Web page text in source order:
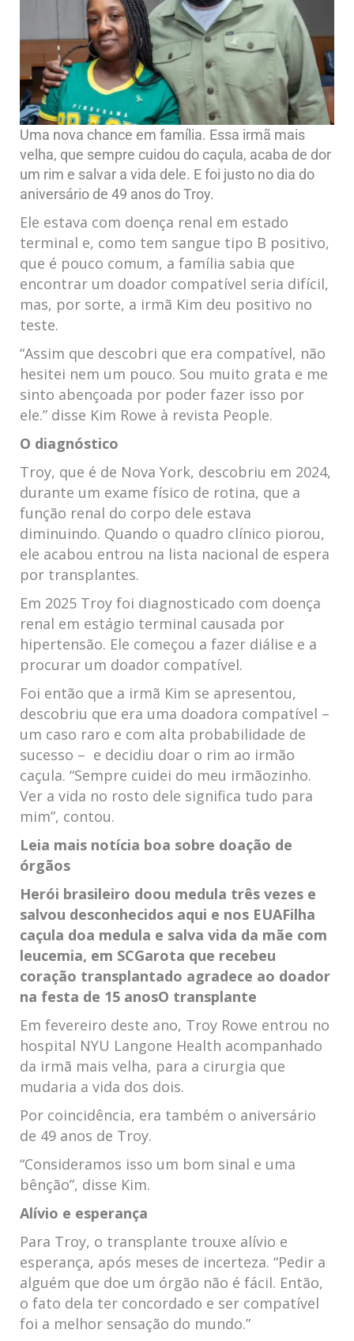
Uma nova chance em família. Essa irmã mais
velha, que sempre cuidou do caçula, acaba de dor
um rim e salvar a vida dele. E foi justo no dia do
aniversário de 49 anos do Troy.
Ele estava com doença renal em estado
terminal e, como tem sangue tipo B positivo,
que é pouco comum, a família sabia que
encontrar um doador compatível seria difícil,
mas, por sorte, a irmã Kim deu positivo no
teste.
“Assim que descobri que era compatível, não
hesitei nem um pouco. Sou muito grata e me
sinto abençoada por poder fazer isso por
ele.” disse Kim Rowe à revista People.
O diagnóstico
Troy, que é de Nova York, descobriu em 2024,
durante um exame físico de rotina, que a
função renal do corpo dele estava
diminuindo. Quando o quadro clínico piorou,
ele acabou entrou na lista nacional de espera
por transplantes.
Em 2025 Troy foi diagnosticado com doença
renal em estágio terminal causada por
hipertensão. Ele começou a fazer diálise e a
procurar um doador compatível.
Foi então que a irmã Kim se apresentou,
descobriu que era uma doadora compatível –
um caso raro e com alta probabilidade de
sucesso – e decidiu doar o rim ao irmão
caçula. “Sempre cuidei do meu irmãozinho.
Ver a vida no rosto dele significa tudo para
mim”, contou.
Leia mais notícia boa sobre doação de
órgãos
Herói brasileiro doou medula três vezes e
salvou desconhecidos aqui e nos EUAFilha
caçula doa medula e salva vida da mãe com
leucemia, em SCGarota que recebeu
coração transplantado agradece ao doador
na festa de 15 anosO transplante
Em fevereiro deste ano, Troy Rowe entrou no
hospital NYU Langone Health acompanhado
da irmã mais velha, para a cirurgia que
mudaria a vida dos dois.
Por coincidência, era também o aniversário
de 49 anos de Troy.
“Consideramos isso um bom sinal e uma
bênção”, disse Kim.
Alívio e esperança
Para Troy, o transplante trouxe alívio e
esperança, após meses de incerteza. “Pedir a
alguém que doe um órgão não é fácil. Então,
o fato dela ter concordado e ser compatível
foi a melhor sensação do mundo.”